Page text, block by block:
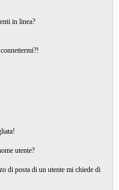
in linea?
utente?
di posta di un utente mi chiede di